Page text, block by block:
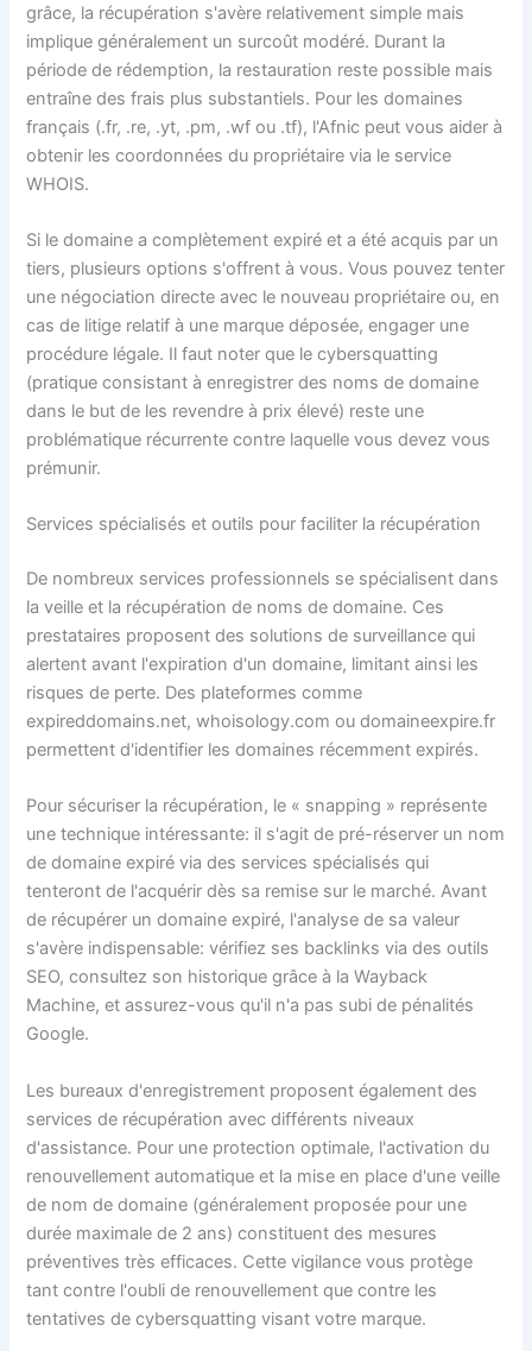
grâce, la récupération s'avère relativement simple mais
implique généralement un surcoût modéré. Durant la
période de rédemption, la restauration reste possible mais
entraîne des frais plus substantiels. Pour les domaines
français (.fr, .re, .yt, .pm, .wf ou .tf), l'Afnic peut vous aider à
obtenir les coordonnées du propriétaire via le service
WHOIS.
Si le domaine a complètement expiré et a été acquis par un
tiers, plusieurs options s'offrent à vous. Vous pouvez tenter
une négociation directe avec le nouveau propriétaire ou, en
cas de litige relatif à une marque déposée, engager une
procédure légale. Il faut noter que le cybersquatting
(pratique consistant à enregistrer des noms de domaine
dans le but de les revendre à prix élevé) reste une
problématique récurrente contre laquelle vous devez vous
prémunir.
Services spécialisés et outils pour faciliter la récupération
De nombreux services professionnels se spécialisent dans
la veille et la récupération de noms de domaine. Ces
prestataires proposent des solutions de surveillance qui
alertent avant l'expiration d'un domaine, limitant ainsi les
risques de perte. Des plateformes comme
expireddomains.net, whoisology.com ou domaineexpire.fr
permettent d'identifier les domaines récemment expirés.
Pour sécuriser la récupération, le « snapping » représente
une technique intéressante: il s'agit de pré-réserver un nom
de domaine expiré via des services spécialisés qui
tenteront de l'acquérir dès sa remise sur le marché. Avant
de récupérer un domaine expiré, l'analyse de sa valeur
s'avère indispensable: vérifiez ses backlinks via des outils
SEO, consultez son historique grâce à la Wayback
Machine, et assurez-vous qu'il n'a pas subi de pénalités
Google.
Les bureaux d'enregistrement proposent également des
services de récupération avec différents niveaux
d'assistance. Pour une protection optimale, l'activation du
renouvellement automatique et la mise en place d'une veille
de nom de domaine (généralement proposée pour une
durée maximale de 2 ans) constituent des mesures
préventives très efficaces. Cette vigilance vous protège
tant contre l'oubli de renouvellement que contre les
tentatives de cybersquatting visant votre marque.